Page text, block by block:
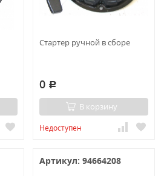
Стартер ручной в сборе
0 Р
В корзину
Недоступен
Артикул: 94664208